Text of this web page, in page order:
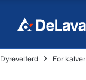
Dyrevelferd For kalver